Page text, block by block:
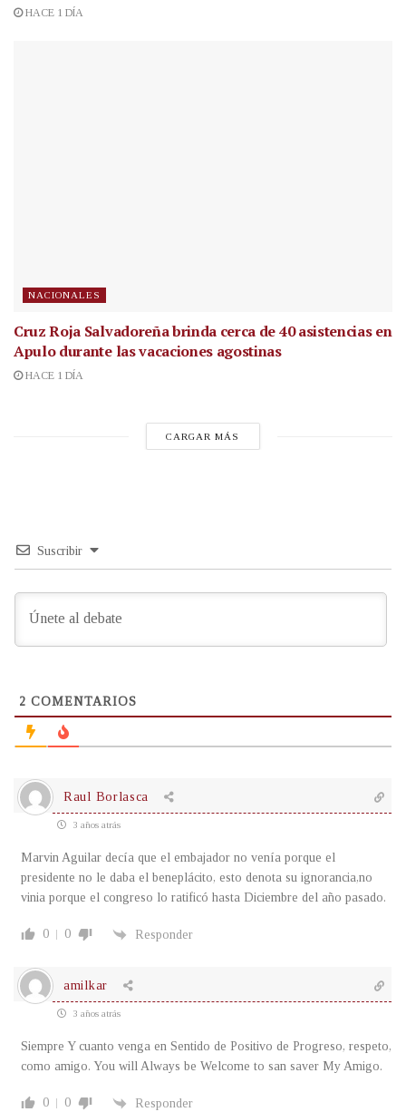
HACE 1 DÍA
NACIONALES
Cruz Roja Salvadoreña brinda cerca de 40 asistencias en
Apulo durante las vacaciones agostinas
HACE 1 DÍA
CARGAR MÁS
Suscribir
2 COMENTARIOS
Raul Borlasca
3 años atrás
Marvin Aguilar decía que el embajador no venía porque el
presidente no le daba el beneplácito, esto denota su ignorancia,no
vinia porque el congreso lo ratificó hasta Diciembre del año pasado.
0 0 Responder
amilkar
3 años atrás
Siempre Y cuanto venga en Sentido de Positivo de Progreso, respeto,
como amigo. You will Always be Welcome to san saver My Amigo.
0 0 Responder